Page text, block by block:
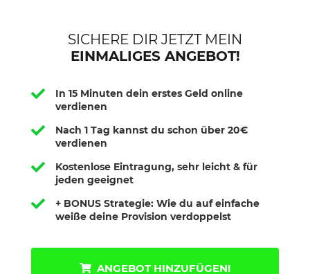
SICHERE DIR JETZT MEIN
EINMALIGES ANGEBOT!
In 15 Minuten dein erstes Geld online
verdienen
Nach 1 Tag kannst du schon über 20€
verdienen
Kostenlose Eintragung, sehr leicht & für
jeden geeignet
+ BONUS Strategie: Wie du auf einfache
weiße deine Provision verdoppelst
ANGEBOT HINZUFÜGEN!